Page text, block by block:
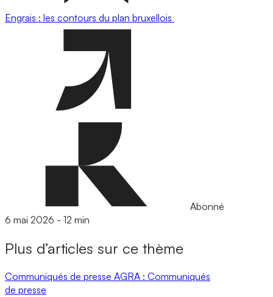
Engrais : les contours du plan bruxellois
Abonné
6 mai 2026 - 12 min
Plus d’articles sur ce thème
Communiqués de presse AGRA : Communiqués
de presse